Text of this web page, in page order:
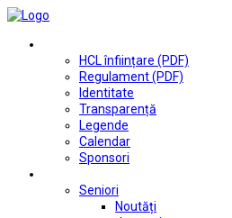
HCL înființare (PDF)
Regulament (PDF)
Identitate
Transparență
Legende
Calendar
Sponsori
Seniori
Noutăți